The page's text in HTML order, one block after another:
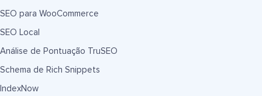
SEO para WooCommerce
SEO Local
Análise de Pontuação TruSEO
Schema de Rich Snippets
IndexNow